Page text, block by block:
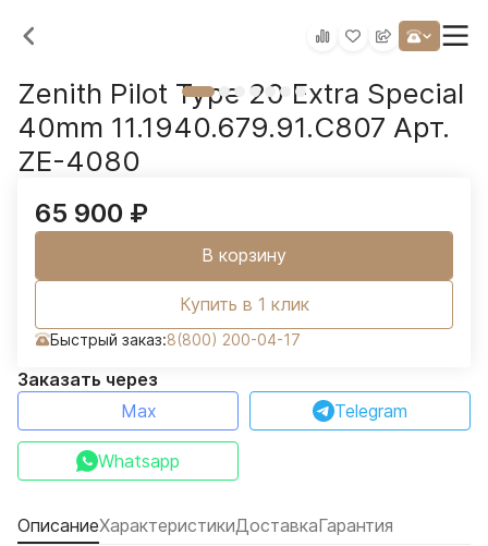
Zenith Pilot Type 20 Extra Special
40mm 11.1940.679.91.C807 Арт.
ZE-4080
65 900 ₽
В корзину
Купить в 1 клик
Быстрый заказ:8(800) 200-04-17
Заказать через
Max
Telegram
Whatsapp
ОписаниеХарактеристикиДоставкаГарантия